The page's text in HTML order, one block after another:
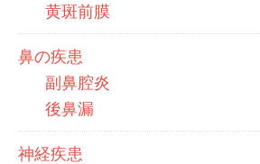
黄斑前膜
鼻の疾患
副鼻腔炎
後鼻漏
神経疾患